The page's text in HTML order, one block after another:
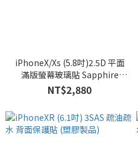
iPhoneX/Xs (5.8吋)2.5D 平面
滿版螢幕玻璃貼 Sapphire
Gaming Glass 人造藍寶石
NT$2,880